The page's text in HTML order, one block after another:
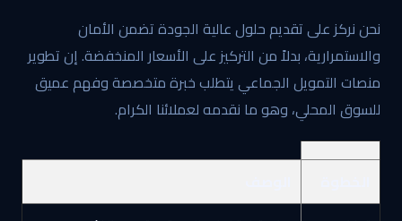
نحن نركز على تقديم حلول عالية الجودة تضمن الأمان
والاستمرارية، بدلاً من التركيز على الأسعار المنخفضة. إن تطوير
منصات التمويل الجماعي يتطلب خبرة متخصصة وفهم عميق
للسوق المحلي، وهو ما نقدمه لعملائنا الكرام.